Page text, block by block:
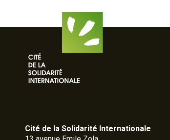
Cité de la Solidarité Internationale